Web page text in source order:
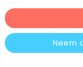
Neem